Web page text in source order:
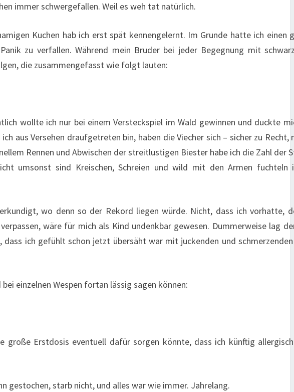
immer schwergefallen. Weil es weh tat natürlich.
Kuchen hab ich erst spät kennengelernt. Im Grunde hatte ich einen
zu verfallen. Während mein Bruder bei jeder Begegnung mit
die zusammengefasst wie folgt lauten:
wollte ich nur bei einem Versteckspiel im Wald gewinnen und duckte
aus Versehen draufgetreten bin, haben die Viecher sich – sicher zu Recht,
Rennen und Abwischen der streitlustigen Biester habe ich die Zahl der
umsonst sind Kreischen, Schreien und wild mit den Armen fuchteln
wo denn so der Rekord liegen würde. Nicht, dass ich vorhatte,
wäre für mich als Kind undenkbar gewesen. Dummerweise lag
ich gefühlt schon jetzt übersäht war mit juckenden und
einzelnen Wespen fortan lässig sagen können:
Erstdosis eventuell dafür sorgen könnte, dass ich künftig
gestochen, starb nicht, und alles war wie immer. Jahrelang.